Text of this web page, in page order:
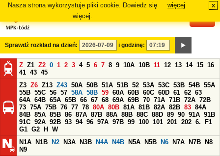
Nasza strona wykorzystuje pliki cookie. Dowiedz się
więcej.
więcej x
Sprawdź rozkład na dzień: i godzinę:
Z Z1 Z2 0 1 2 3 4 5 6 7 8 9 10A 10B 11 12 13 14 15 16
41 43 45
Z3 Z6 Z13 Z43 50A 50B 51A 51B 52 53A 53C 53B 54B 55A
55B 55C 56 57 58A 58B 59 60A 60B 60C 60D 61 62 63
64A 64B 65A 65B 66 67 68 69A 69B 70 71A 71B 72A 72B
73 75A 75B 76 77 78 80A 80B 81A 81B 82A 82B 83 84A
84B 85A 85B 86 87A 87B 88A 88B 88C 88D 89 90 91A 91B
91C 92A 92B 93 94 96 97A 97B 99 100 101 201 202 6.
F1
G1 G2 H
W
N1A
N1B N2 N3A N3B N4A N4B N5A N5B N6 N7A N7B
N8
N9